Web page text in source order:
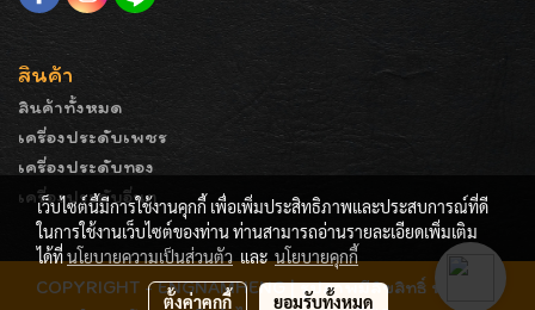
สินค้า
สินค้าทั้งหมด
เครื่องประดับเพชร
เครื่องประดับทอง
เครื่องประดับอื่นๆ
COPYRIGHT - ENGNAMHENG | รูปภาพมีลิขสิทธิ์ ห้ามมิให้
เว็บไซต์นี้มีการใช้งานคุกกี้ เพื่อเพิ่มประสิทธิภาพและประสบการณ์ที่ดี
ในการใช้งานเว็บไซต์ของท่าน ท่านสามารถอ่านรายละเอียดเพิ่มเติม
ได้ที่นโยบายความเป็นส่วนตัวและนโยบายคุกกี้
ตั้งค่าคุกกี้ ยอมรับทั้งหมด